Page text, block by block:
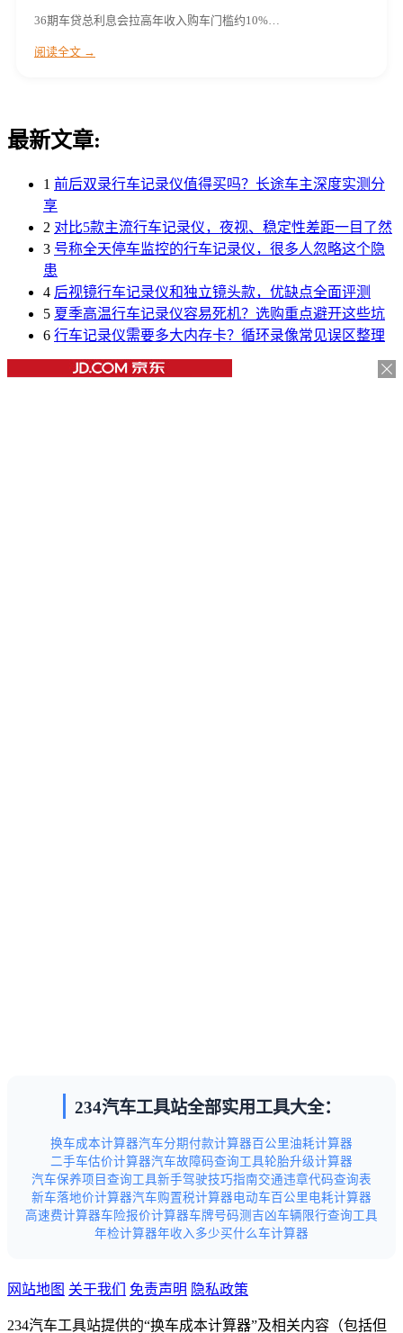
36期车贷总利息会拉高年收入购车门槛约10%…
阅读全文 →
最新文章:
1 前后双录行车记录仪值得买吗？长途车主深度实测分
享
2 对比5款主流行车记录仪，夜视、稳定性差距一目了然
3 号称全天停车监控的行车记录仪，很多人忽略这个隐
患
4 后视镜行车记录仪和独立镜头款，优缺点全面评测
5 夏季高温行车记录仪容易死机？选购重点避开这些坑
6 行车记录仪需要多大内存卡？循环录像常见误区整理
234汽车工具站全部实用工具大全：
换车成本计算器汽车分期付款计算器百公里油耗计算器
二手车估价计算器汽车故障码查询工具轮胎升级计算器
汽车保养项目查询工具新手驾驶技巧指南交通违章代码查询表
新车落地价计算器汽车购置税计算器电动车百公里电耗计算器
高速费计算器车险报价计算器车牌号码测吉凶车辆限行查询工具
年检计算器年收入多少买什么车计算器
网站地图 关于我们 免责声明 隐私政策
234汽车工具站提供的“换车成本计算器”及相关内容（包括但